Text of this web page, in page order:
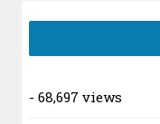
- 68,697 views